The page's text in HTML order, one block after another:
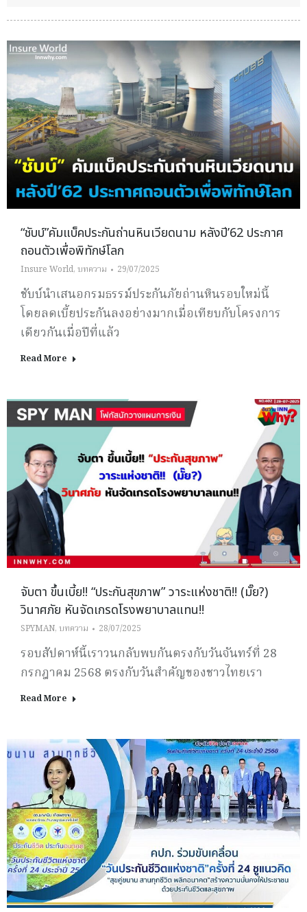
“ชับบ์”คัมแบ็คประกันถ่านหินเวียดนาม หลังปี’62 ประกาศ
ถอนตัวเพื่อพิทักษ์โลก
Insure World, บทความ 29/07/2025
ชับบ์นำเสนอกรมธรรม์ประกันภัยถ่านหินรอบใหม่นี้
โดยลดเบี้ยประกันลงอย่างมากเมื่อเทียบกับโครงการ
เดียวกันเมื่อปีที่แล้ว
Read More
จับตา ขึ้นเบี้ย!! “ประกันสุขภาพ” วาระแห่งชาติ!! (มั๊ย?)
วินาศภัย หันจัดเกรดโรงพยาบาลแทน!!
SPYMAN, บทความ 28/07/2025
รอบสัปดาห์นี้เราวนกลับพบกันตรงกับวันจันทร์ที่ 28
กรกฎาคม 2568 ตรงกับวันสำคัญของชาวไทยเรา
Read More